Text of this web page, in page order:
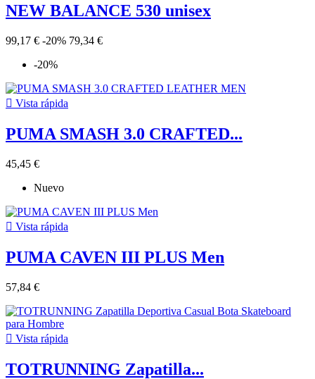
NEW BALANCE 530 unisex
99,17 € -20% 79,34 €
-20%
 Vista rápida
PUMA SMASH 3.0 CRAFTED...
45,45 €
Nuevo
 Vista rápida
PUMA CAVEN III PLUS Men
57,84 €
 Vista rápida
TOTRUNNING Zapatilla...